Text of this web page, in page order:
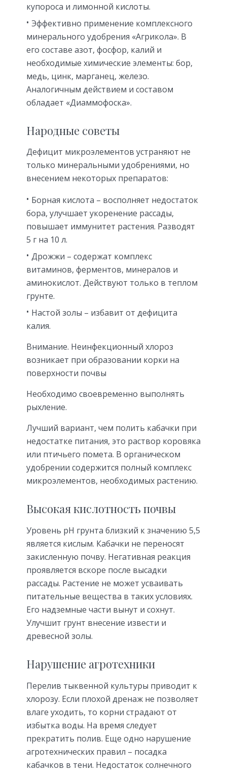
купороса и лимонной кислоты.
Эффективно применение комплексного
минерального удобрения «Агрикола». В
его составе азот, фосфор, калий и
необходимые химические элементы: бор,
медь, цинк, марганец, железо.
Аналогичным действием и составом
обладает «Диаммофоска».
Народные советы
Дефицит микроэлементов устраняют не
только минеральными удобрениями, но
внесением некоторых препаратов:
Борная кислота – восполняет недостаток
бора, улучшает укоренение рассады,
повышает иммунитет растения. Разводят
5 г на 10 л.
Дрожжи – содержат комплекс
витаминов, ферментов, минералов и
аминокислот. Действуют только в теплом
грунте.
Настой золы – избавит от дефицита
калия.
Внимание. Неинфекционный хлороз
возникает при образовании корки на
поверхности почвы
Необходимо своевременно выполнять
рыхление.
Лучший вариант, чем полить кабачки при
недостатке питания, это раствор коровяка
или птичьего помета. В органическом
удобрении содержится полный комплекс
микроэлементов, необходимых растению.
Высокая кислотность почвы
Уровень pH грунта близкий к значению 5,5
является кислым. Кабачки не переносят
закисленную почву. Негативная реакция
проявляется вскоре после высадки
рассады. Растение не может усваивать
питательные вещества в таких условиях.
Его надземные части вынут и сохнут.
Улучшит грунт внесение извести и
древесной золы.
Нарушение агротехники
Перелив тыквенной культуры приводит к
хлорозу. Если плохой дренаж не позволяет
влаге уходить, то корни страдают от
избытка воды. На время следует
прекратить полив. Еще одно нарушение
агротехнических правил – посадка
кабачков в тени. Недостаток солнечного